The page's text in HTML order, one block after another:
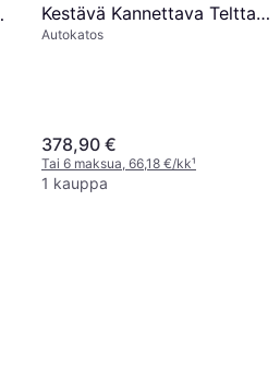
Kestävä Kannettava Teltta
Harmaa
Autokatos
378,90 €
Tai 6 maksua, 66,18 €/kk¹
1 kauppa